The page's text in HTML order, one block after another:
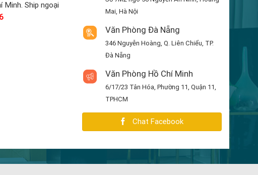
Minh. Ship ngoại
Mai, Hà Nội
Văn Phòng Đà Nẵng
346 Nguyễn Hoàng, Q. Liên Chiểu, TP.
Đà Nẵng
Văn Phòng Hồ Chí Minh
6/17/23 Tân Hóa, Phường 11, Quận 11,
TPHCM
Chat Facebook